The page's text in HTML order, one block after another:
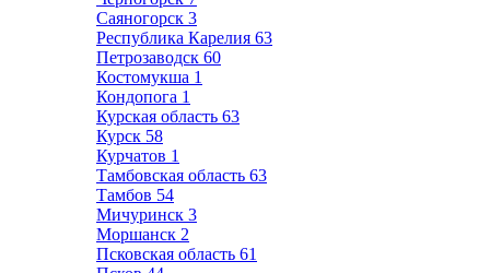
Саяногорск 3
Республика Карелия 63
Петрозаводск 60
Костомукша 1
Кондопога 1
Курская область 63
Курск 58
Курчатов 1
Тамбовская область 63
Тамбов 54
Мичуринск 3
Моршанск 2
Псковская область 61